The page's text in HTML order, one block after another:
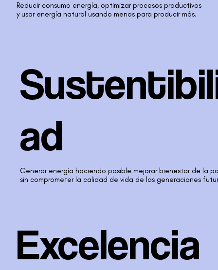
Excelencia
ad
Generar energía haciendo posible mejorar bienestar de la
sin comprometer la calidad de vida de las generaciones
Reducir consumo energía, optimizar procesos productivos
y usar energía natural usando menos para producir más.